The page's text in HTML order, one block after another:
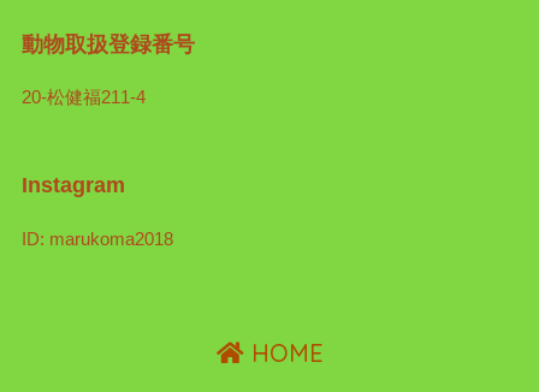
動物取扱登録番号
20-松健福211-4
Instagram
ID: marukoma2018
HOME